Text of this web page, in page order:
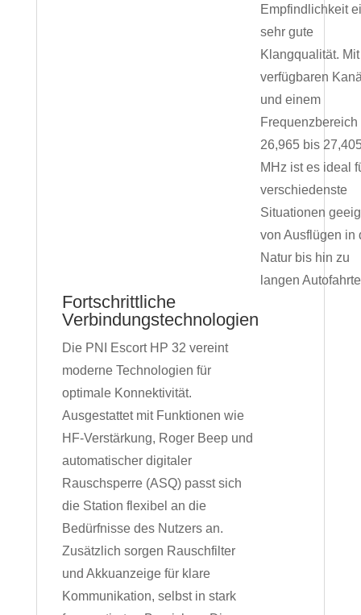
Empfindlichkeit
sehr gute
Klangqualität.
verfügbaren
und einem
Frequenzbereich
26,965 bis
MHz ist es ideal
verschiedenste
Situationen
von Ausflügen in
Natur bis hin zu
langen
Fortschrittliche
Verbindungstechnologien
Die PNI Escort HP 32 vereint
moderne Technologien für
optimale Konnektivität.
Ausgestattet mit Funktionen wie
HF-Verstärkung, Roger Beep und
automatischer digitaler
Rauschsperre (ASQ) passt sich
die Station flexibel an die
Bedürfnisse des Nutzers an.
Zusätzlich sorgen Rauschfilter
und Akkuanzeige für klare
Kommunikation, selbst in stark